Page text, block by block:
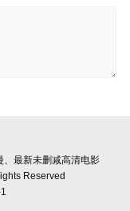
、最新未删减高清电影
Reserved